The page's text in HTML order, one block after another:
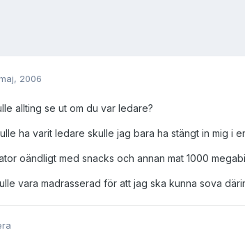
2006
allting se ut om du var ledare?
ha varit ledare skulle jag bara ha stängt in mig i
oändligt med snacks och annan mat 1000
vara madrasserad för att jag ska kunna sova